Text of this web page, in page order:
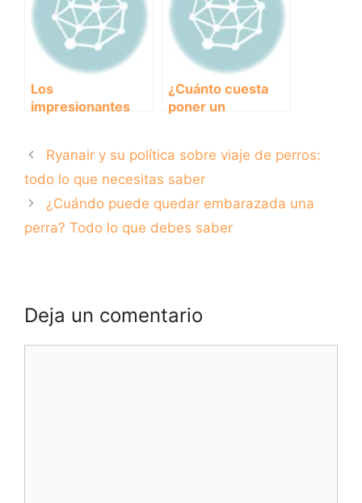
Los
impresionantes
características y
personalidad
¿Cuánto cuesta
poner un
todo lo que
necesitas saber.
Ryanair y su política sobre viaje de perros:
todo lo que necesitas saber
¿Cuándo puede quedar embarazada una
perra? Todo lo que debes saber
Deja un comentario